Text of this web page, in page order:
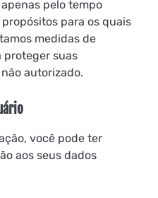
pelo tempo
para os quais
medidas de
proteger suas
autorizado.
você pode ter
aos seus dados